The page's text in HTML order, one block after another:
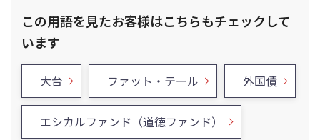
この用語を見たお客様はこちらもチェックして
います
大台 ファット・テール 外国債
エシカルファンド（道徳ファンド）